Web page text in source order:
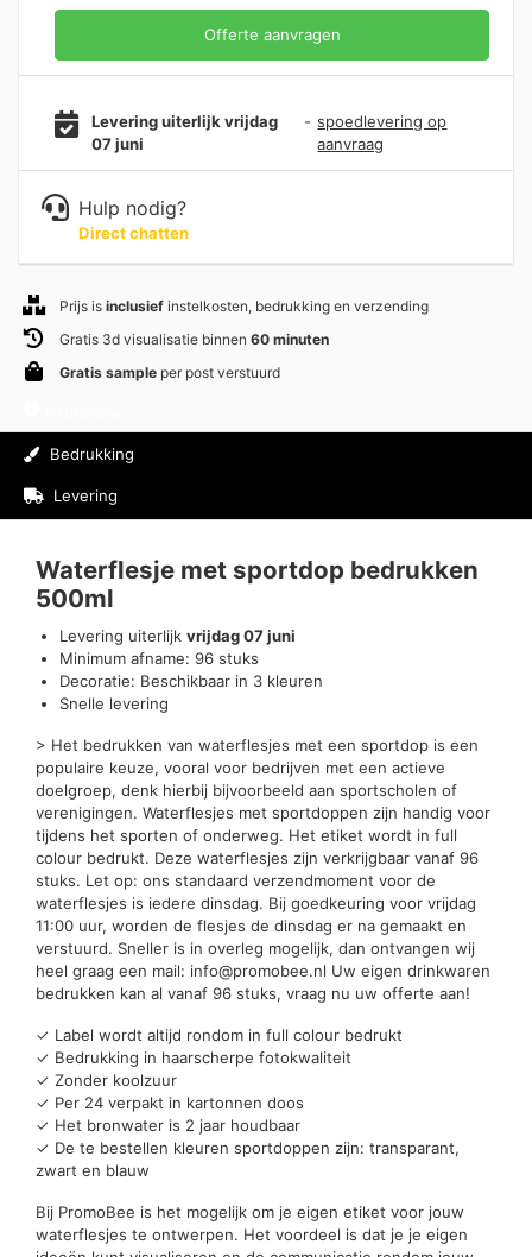
Offerte aanvragen
Levering uiterlijk vrijdag
07 juni
- spoedlevering op
aanvraag
Hulp nodig?
Direct chatten
Prijs is inclusief instelkosten, bedrukking en verzending
Gratis 3d visualisatie binnen 60 minuten
Gratis sample per post verstuurd
Bedrukking
Levering
Waterflesje met sportdop bedrukken
500ml
Levering uiterlijk vrijdag 07 juni
Minimum afname: 96 stuks
Decoratie: Beschikbaar in 3 kleuren
Snelle levering
> Het bedrukken van waterflesjes met een sportdop is een
populaire keuze, vooral voor bedrijven met een actieve
doelgroep, denk hierbij bijvoorbeeld aan sportscholen of
verenigingen. Waterflesjes met sportdoppen zijn handig voor
tijdens het sporten of onderweg. Het etiket wordt in full
colour bedrukt. Deze waterflesjes zijn verkrijgbaar vanaf 96
stuks. Let op: ons standaard verzendmoment voor de
waterflesjes is iedere dinsdag. Bij goedkeuring voor vrijdag
11:00 uur, worden de flesjes de dinsdag er na gemaakt en
verstuurd. Sneller is in overleg mogelijk, dan ontvangen wij
heel graag een mail: info@promobee.nl Uw eigen drinkwaren
bedrukken kan al vanaf 96 stuks, vraag nu uw offerte aan!
✓ Label wordt altijd rondom in full colour bedrukt
✓ Bedrukking in haarscherpe fotokwaliteit
✓ Zonder koolzuur
✓ Per 24 verpakt in kartonnen doos
✓ Het bronwater is 2 jaar houdbaar
✓ De te bestellen kleuren sportdoppen zijn: transparant,
zwart en blauw
Bij PromoBee is het mogelijk om je eigen etiket voor jouw
waterflesjes te ontwerpen. Het voordeel is dat je je eigen